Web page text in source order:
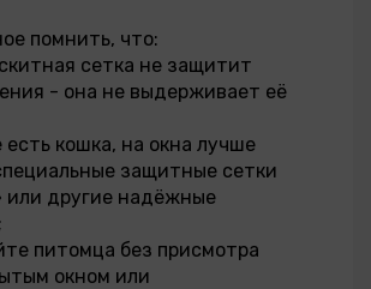
помнить, что:
сетка не защитит
- она не выдерживает её
кошка, на окна лучше
защитные сетки
или другие надёжные
питомца без присмотра
окном или